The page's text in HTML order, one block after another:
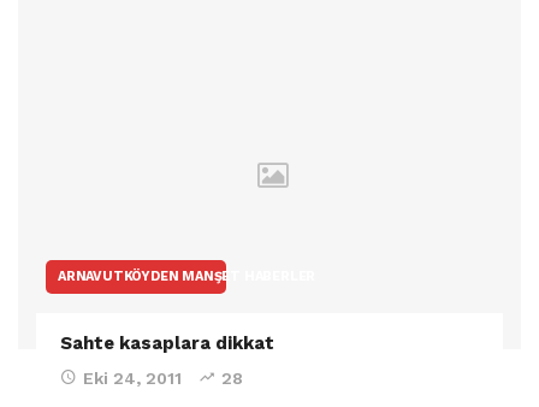
ARNAVUTKÖYDEN MANŞET HABERLER
Sahte kasaplara dikkat
Eki 24, 2011 28